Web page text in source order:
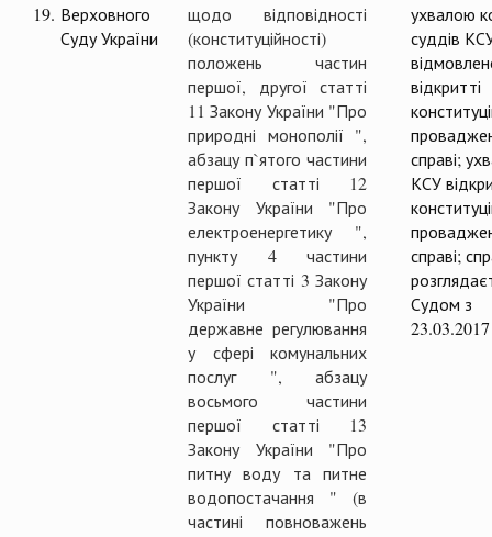
19. Верховного
Суду України
щодо відповідності
(конституційності)
положень частин
першої, другої статті
11 Закону України "Про
природні монополії ",
абзацу п`ятого частини
першої статті 12
Закону України "Про
електроенергетику ",
пункту 4 частини
першої статті 3 Закону
України "Про
державне регулювання
у сфері комунальних
послуг ", абзацу
восьмого частини
першої статті 13
Закону України "Про
питну воду та питне
водопостачання " (в
частині повноважень
ухвалою
суддів
відкритті
справі;
КСУ
справі;
Судом з
23.03.2017